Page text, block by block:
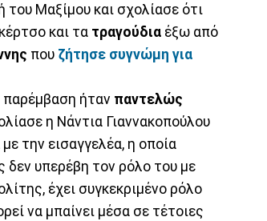
του Μαξίμου και σχολίασε ότι
και τα τραγούδια έξω από
που ζήτησε συγνώμη για
ήταν παντελώς
η Νάντια Γιαννακοπούλου
την εισαγγελέα, η οποία
υπερέβη τον ρόλο του με
έχει συγκεκριμένο ρόλο
να μπαίνει μέσα σε τέτοιες